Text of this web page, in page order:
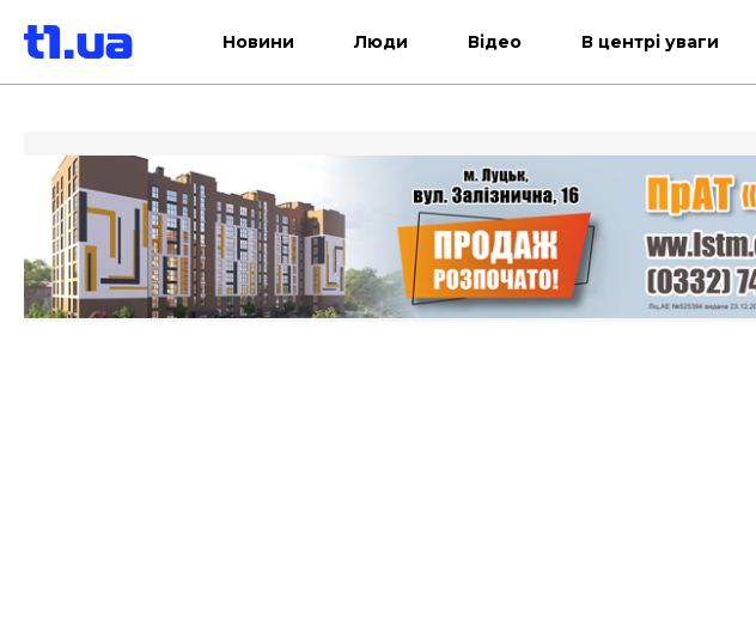
Новини Люди Відео В центрі уваги